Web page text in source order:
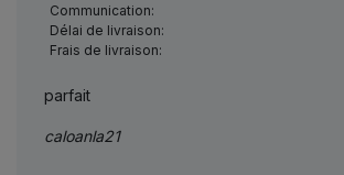
Communication:
Délai de livraison:
Frais de livraison:
parfait
caloanla21